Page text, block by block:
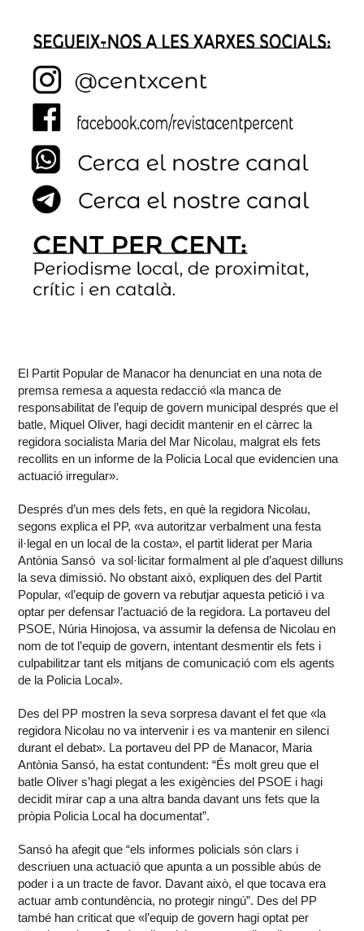
El Partit Popular de Manacor ha denunciat en una nota de
premsa remesa a aquesta redacció «la manca de
responsabilitat de l’equip de govern municipal després que el
batle, Miquel Oliver, hagi decidit mantenir en el càrrec la
regidora socialista Maria del Mar Nicolau, malgrat els fets
recollits en un informe de la Policia Local que evidencien una
actuació irregular».
Després d’un mes dels fets, en què la regidora Nicolau,
segons explica el PP, «va autoritzar verbalment una festa
il·legal en un local de la costa», el partit liderat per Maria
Antònia Sansó va sol·licitar formalment al ple d’aquest dilluns
la seva dimissió. No obstant això, expliquen des del Partit
Popular, «l’equip de govern va rebutjar aquesta petició i va
optar per defensar l’actuació de la regidora. La portaveu del
PSOE, Núria Hinojosa, va assumir la defensa de Nicolau en
nom de tot l’equip de govern, intentant desmentir els fets i
culpabilitzar tant els mitjans de comunicació com els agents
de la Policia Local».
Des del PP mostren la seva sorpresa davant el fet que «la
regidora Nicolau no va intervenir i es va mantenir en silenci
durant el debat». La portaveu del PP de Manacor, Maria
Antònia Sansó, ha estat contundent: “És molt greu que el
batle Oliver s’hagi plegat a les exigències del PSOE i hagi
decidit mirar cap a una altra banda davant uns fets que la
pròpia Policia Local ha documentat”.
Sansó ha afegit que “els informes policials són clars i
descriuen una actuació que apunta a un possible abús de
poder i a un tracte de favor. Davant això, el que tocava era
actuar amb contundència, no protegir ningú”. Des del PP
també han criticat que «l’equip de govern hagi optat per